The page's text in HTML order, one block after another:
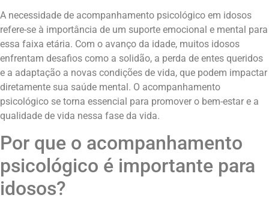
A necessidade de acompanhamento psicológico em idosos
refere-se à importância de um suporte emocional e mental para
essa faixa etária. Com o avanço da idade, muitos idosos
enfrentam desafios como a solidão, a perda de entes queridos
e a adaptação a novas condições de vida, que podem impactar
diretamente sua saúde mental. O acompanhamento
psicológico se torna essencial para promover o bem-estar e a
qualidade de vida nessa fase da vida.
Por que o acompanhamento
psicológico é importante para
idosos?